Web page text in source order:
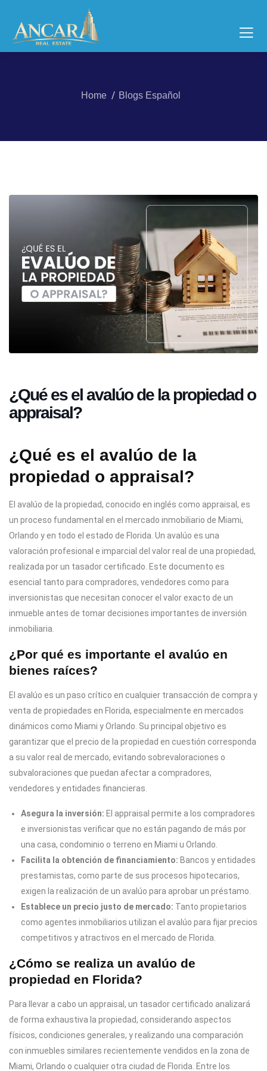
Home Blogs Español
¿Qué es el avalúo de la propiedad o
appraisal?
¿Qué es el avalúo de la
propiedad o appraisal?
El avalúo de la propiedad, conocido en inglés como appraisal, es
un proceso fundamental en el mercado inmobiliario de Miami,
Orlando y en todo el estado de Florida. Un avalúo es una
valoración profesional e imparcial del valor real de una propiedad,
realizada por un tasador certificado. Este documento es
esencial tanto para compradores, vendedores como para
inversionistas que necesitan conocer el valor exacto de un
inmueble antes de tomar decisiones importantes de inversión
inmobiliaria.
¿Por qué es importante el avalúo en
bienes raíces?
El avalúo es un paso crítico en cualquier transacción de compra y
venta de propiedades en Florida, especialmente en mercados
dinámicos como Miami y Orlando. Su principal objetivo es
garantizar que el precio de la propiedad en cuestión corresponda
a su valor real de mercado, evitando sobrevaloraciones o
subvaloraciones que puedan afectar a compradores,
vendedores y entidades financieras.
Asegura la inversión: El appraisal permite a los compradores
e inversionistas verificar que no están pagando de más por
una casa, condominio o terreno en Miami u Orlando.
Facilita la obtención de financiamiento: Bancos y entidades
prestamistas, como parte de sus procesos hipotecarios,
exigen la realización de un avalúo para aprobar un préstamo.
Establece un precio justo de mercado: Tanto propietarios
como agentes inmobiliarios utilizan el avalúo para fijar precios
competitivos y atractivos en el mercado de Florida.
¿Cómo se realiza un avalúo de
propiedad en Florida?
Para llevar a cabo un appraisal, un tasador certificado analizará
de forma exhaustiva la propiedad, considerando aspectos
físicos, condiciones generales, y realizando una comparación
con inmuebles similares recientemente vendidos en la zona de
Miami, Orlando o cualquier otra ciudad de Florida. Entre los